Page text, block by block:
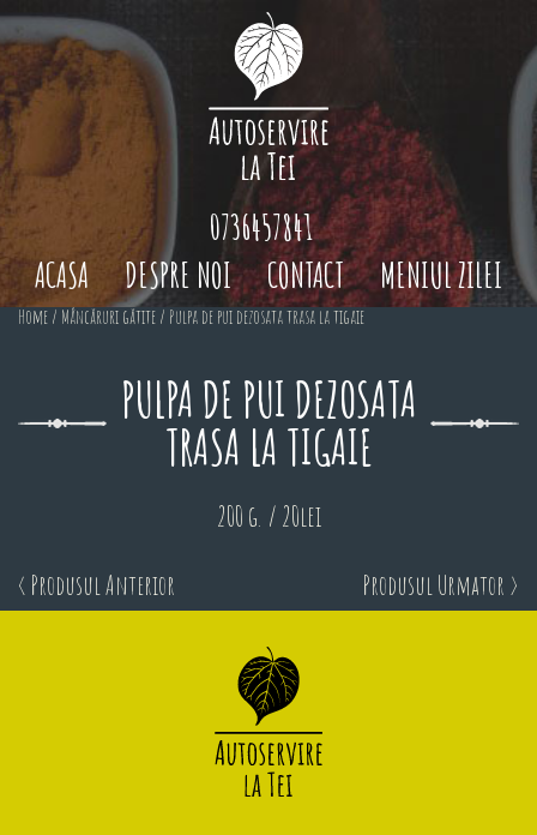
ACASA DESPRE NOI CONTACT MENIUL ZILEI
0736457841
Home / Mâncăruri gătite / Pulpa de pui dezosata trasa la tigaie
PULPA DE PUI DEZOSATA
TRASA LA TIGAIE
200 g. / 20lei
< Produsul Anterior Produsul Urmator >